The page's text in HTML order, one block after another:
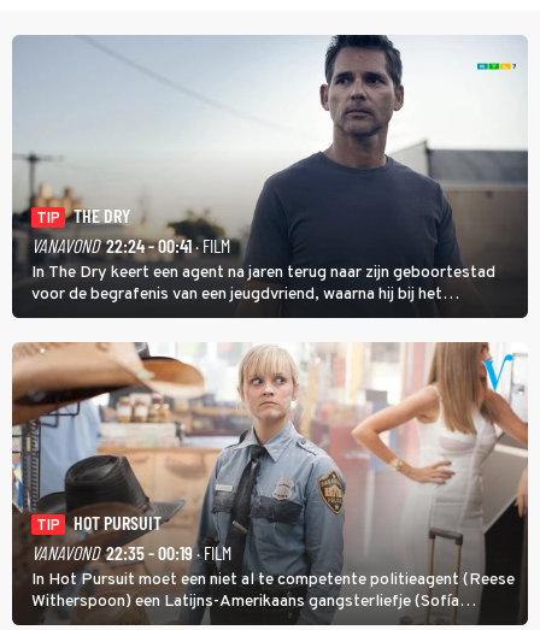
TIP
THE DRY
VANAVOND 22:24 - 00:41· FILM
In The Dry keert een agent na jaren terug naar zijn geboortestad
voor de begrafenis van een jeugdvriend, waarna hij bij het
onderzoeken van diens dood een verband begint te vermoeden
met een oude zaak.
TIP
HOT PURSUIT
VANAVOND 22:35 - 00:19· FILM
In Hot Pursuit moet een niet al te competente politieagent (Reese
Witherspoon) een Latijns-Amerikaans gangsterliefje (Sofía
Vergara) beschermen tegen corrupte agenten en moordlustige